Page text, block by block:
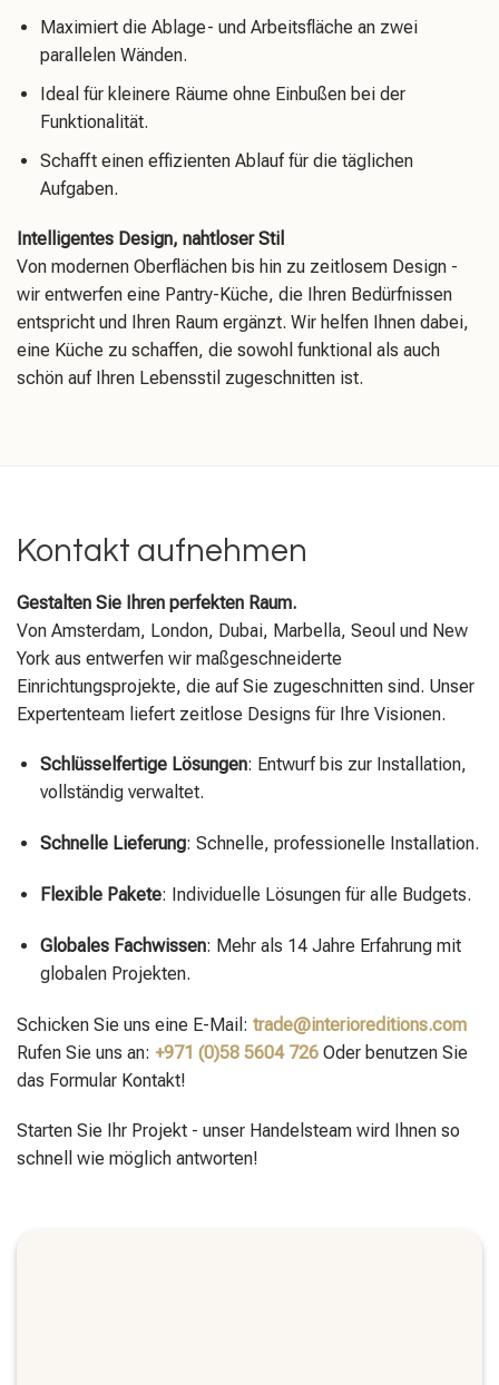
Maximiert die Ablage- und Arbeitsfläche an zwei
parallelen Wänden.
Ideal für kleinere Räume ohne Einbußen bei der
Funktionalität.
Schafft einen effizienten Ablauf für die täglichen
Aufgaben.
Intelligentes Design, nahtloser Stil
Von modernen Oberflächen bis hin zu zeitlosem Design -
wir entwerfen eine Pantry-Küche, die Ihren Bedürfnissen
entspricht und Ihren Raum ergänzt. Wir helfen Ihnen dabei,
eine Küche zu schaffen, die sowohl funktional als auch
schön auf Ihren Lebensstil zugeschnitten ist.
Kontakt aufnehmen
Gestalten Sie Ihren perfekten Raum.
Von Amsterdam, London, Dubai, Marbella, Seoul und New
York aus entwerfen wir maßgeschneiderte
Einrichtungsprojekte, die auf Sie zugeschnitten sind. Unser
Expertenteam liefert zeitlose Designs für Ihre Visionen.
Schlüsselfertige Lösungen: Entwurf bis zur Installation,
vollständig verwaltet.
Schnelle Lieferung: Schnelle, professionelle Installation.
Flexible Pakete: Individuelle Lösungen für alle Budgets.
Globales Fachwissen: Mehr als 14 Jahre Erfahrung mit
globalen Projekten.
Schicken Sie uns eine E-Mail: trade@interioreditions.com
Rufen Sie uns an: +971 (0)58 5604 726 Oder benutzen Sie
das Formular Kontakt!
Starten Sie Ihr Projekt - unser Handelsteam wird Ihnen so
schnell wie möglich antworten!